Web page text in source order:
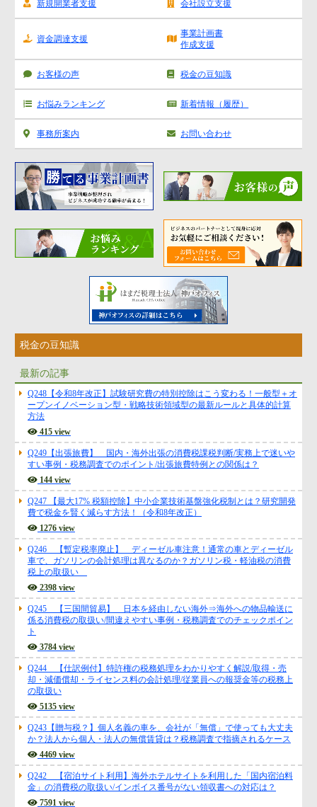
新規開業者支援 会社設立支援
事業計画書
作成支援
お客様の声 税金の豆知識
お悩みランキング 新着情報（履歴）
事務所案内 お問い合わせ
税金の豆知識
最新の記事
Q248【令和8年改正】試験研究費の特別控除はこう変わる！一般型＋オ
ープンイノベーション型・戦略技術領域型の最新ルールと具体的計算
方法
415 view
Q249【出張旅費】 国内・海外出張の消費税課税判断/実務上で迷いや
すい事例・税務調査でのポイント/出張旅費特例との関係は？
144 view
Q247 【最大17% 税額控除】中小企業技術基盤強化税制とは？研究開発
費で税金を賢く減らす方法！（令和8年改正）
1276 view
Q246 【暫定税率廃止】 ディーゼル車注意！通常の車とディーゼル
車で、ガソリンの会計処理は異なるのか？ガソリン税・軽油税の消費
税上の取扱い
2398 view
Q245 【三国間貿易】 日本を経由しない海外⇒海外への物品輸送に
係る消費税の取扱い/間違えやすい事例・税務調査でのチェックポイン
ト
3784 view
Q244 【仕訳例付】特許権の税務処理をわかりやすく解説/取得・売
却・減価償却・ライセンス料の会計処理/従業員への報奨金等の税務上
の取扱い
5135 view
Q243【贈与税？】個人名義の車を、会社が「無償」で使っても大丈夫
か？法人から個人・法人の無償賃貸は？税務調査で指摘されるケース
4469 view
Q242 【宿泊サイト利用】海外ホテルサイトを利用した「国内宿泊料
金」の消費税の取扱い/インボイス番号がない領収書への対応は？